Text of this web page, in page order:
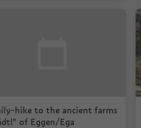
hike to the ancient farms
of Eggen/Ega